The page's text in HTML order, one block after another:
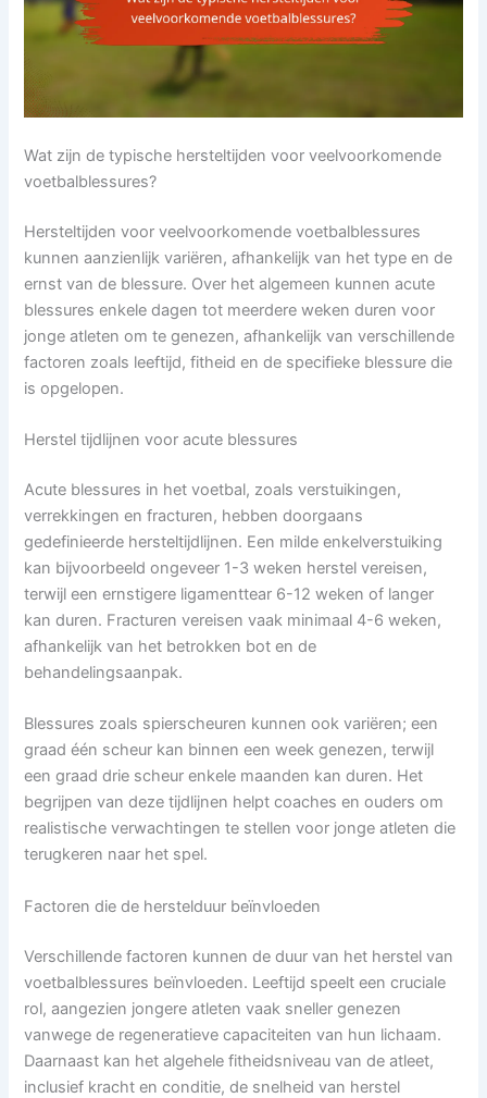
Wat zijn de typische hersteltijden voor veelvoorkomende
voetbalblessures?
Hersteltijden voor veelvoorkomende voetbalblessures
kunnen aanzienlijk variëren, afhankelijk van het type en de
ernst van de blessure. Over het algemeen kunnen acute
blessures enkele dagen tot meerdere weken duren voor
jonge atleten om te genezen, afhankelijk van verschillende
factoren zoals leeftijd, fitheid en de specifieke blessure die
is opgelopen.
Herstel tijdlijnen voor acute blessures
Acute blessures in het voetbal, zoals verstuikingen,
verrekkingen en fracturen, hebben doorgaans
gedefinieerde hersteltijdlijnen. Een milde enkelverstuiking
kan bijvoorbeeld ongeveer 1-3 weken herstel vereisen,
terwijl een ernstigere ligamenttear 6-12 weken of langer
kan duren. Fracturen vereisen vaak minimaal 4-6 weken,
afhankelijk van het betrokken bot en de
behandelingsaanpak.
Blessures zoals spierscheuren kunnen ook variëren; een
graad één scheur kan binnen een week genezen, terwijl
een graad drie scheur enkele maanden kan duren. Het
begrijpen van deze tijdlijnen helpt coaches en ouders om
realistische verwachtingen te stellen voor jonge atleten die
terugkeren naar het spel.
Factoren die de herstelduur beïnvloeden
Verschillende factoren kunnen de duur van het herstel van
voetbalblessures beïnvloeden. Leeftijd speelt een cruciale
rol, aangezien jongere atleten vaak sneller genezen
vanwege de regeneratieve capaciteiten van hun lichaam.
Daarnaast kan het algehele fitheidsniveau van de atleet,
inclusief kracht en conditie, de snelheid van herstel